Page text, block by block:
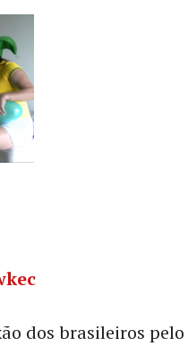
dos brasileiros pelo